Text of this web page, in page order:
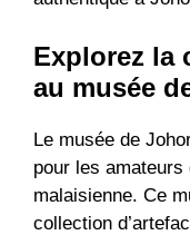
Explorez la
au musée
Le musée de
pour les amateurs
malaisienne. Ce
collection